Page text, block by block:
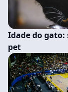
Idade do gato:
pet